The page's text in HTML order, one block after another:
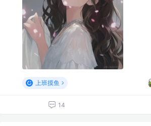
上班摸鱼
14